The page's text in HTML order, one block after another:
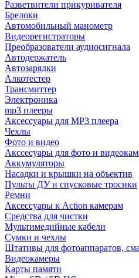
Разветвители прикуривателя
Брелоки
Автомобильный манометр
Видеорегистраторы
Преобразователи аудиосигнала
Автодержатель
Автозарядки
Алкотестер
Трансмиттер
Электроника
mp3 плееры
Аксессуары для MP3 плеера
Чехлы
Фото и видео
Акссесуары для фото и
Аккумуляторы
Насадки и крышки на объектив
Пульты ДУ и спусковые тросики
Ремни
Аксессуары к Action камерам
Средства для чистки
Мультимедийные кабели
Сумки и чехлы
Штативы для фотоаппаратов,
Видеокамеры
Карты памяти